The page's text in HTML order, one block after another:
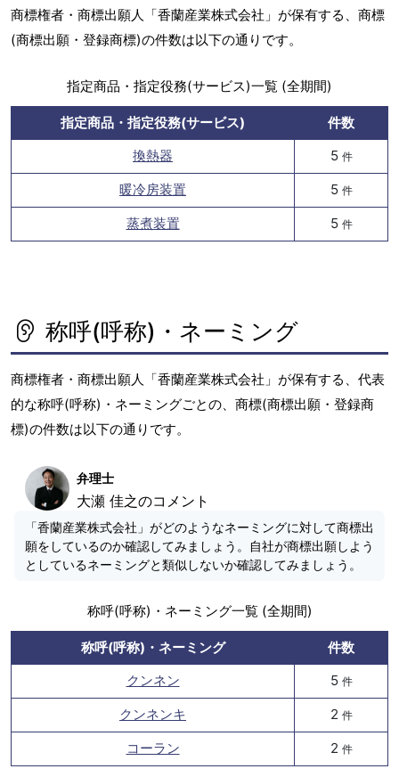
商標権者・商標出願人「香蘭産業株式会社」が保有する、商標
(商標出願・登録商標)の件数は以下の通りです。
指定商品・指定役務(サービス)一覧 (全期間)
指定商品・指定役務(サービス)
件数
換熱器
5 件
暖冷房装置 5 件
蒸煮装置 5 件
称呼(呼称)・ネーミング
商標権者・商標出願人「香蘭産業株式会社」が保有する、代表
的な称呼(呼称)・ネーミングごとの、商標(商標出願・登録商
標)の件数は以下の通りです。
弁理士
大瀬 佳之のコメント
「香蘭産業株式会社」がどのようなネーミングに対して商標出
願をしているのか確認してみましょう。自社が商標出願しよう
としているネーミングと類似しないか確認してみましょう。
称呼(呼称)・ネーミング一覧 (全期間)
称呼(呼称)・ネーミング
件数
クンネン
5 件
クンネンキ 2 件
コーラン 2 件